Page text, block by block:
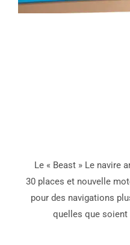
Le « Beast » Le navire
30 places et nouvelle
pour des navigations
quelles que